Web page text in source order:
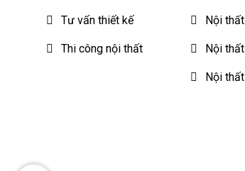
Tư vấn thiết kế
Thi công nội thất
Nội
Nội
Nội